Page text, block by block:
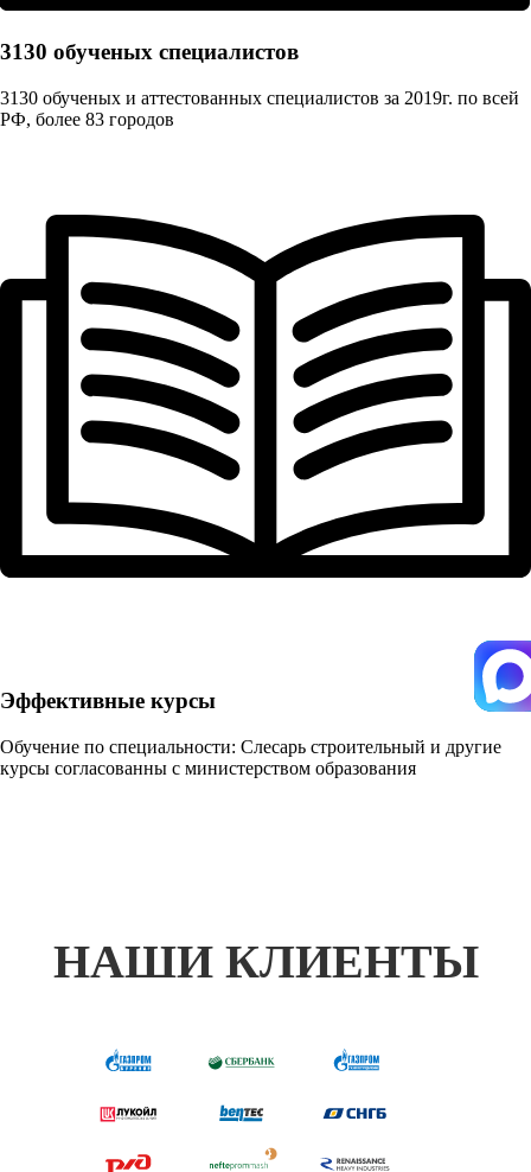
3130 обученых cпециалистов
3130 обученых и аттестованных специалистов за 2019г. по всей
РФ, более 83 городов
Эффективные курсы
Обучение по специальности: Слесарь строительный и другие
курсы согласованны с министерством образования
НАШИ КЛИЕНТЫ